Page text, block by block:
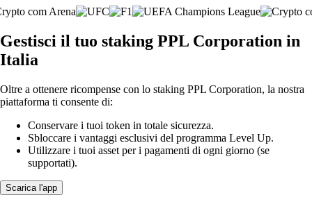
Gestisci il tuo staking PPL Corporation in
Italia
Oltre a ottenere ricompense con lo staking PPL Corporation, la nostra
piattaforma ti consente di:
Conservare i tuoi token in totale sicurezza.
Sbloccare i vantaggi esclusivi del programma Level Up.
Utilizzare i tuoi asset per i pagamenti di ogni giorno (se
supportati).
Scarica l'app